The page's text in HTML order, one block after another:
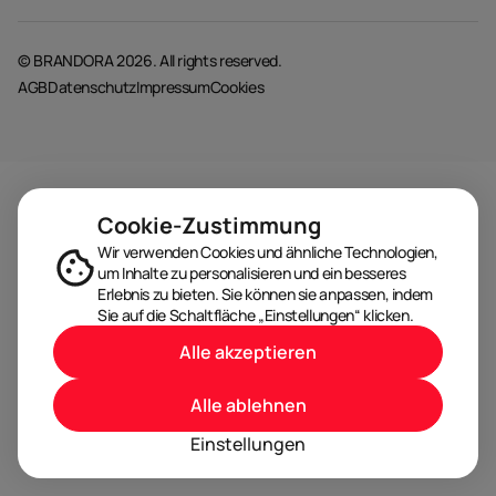
© BRANDORA 2026. All rights reserved.
AGBDatenschutzImpressumCookies
Cookie-Zustimmung
Wir verwenden Cookies und ähnliche Technologien,
um Inhalte zu personalisieren und ein besseres
Erlebnis zu bieten. Sie können sie anpassen, indem
Sie auf die Schaltfläche „Einstellungen“ klicken.
Einstellungen
Alle ablehnen
Alle akzeptieren